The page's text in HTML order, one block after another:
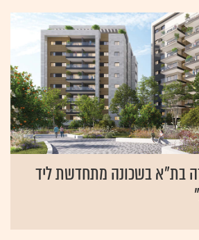
בת"א בשכונה מתחדשת ליד